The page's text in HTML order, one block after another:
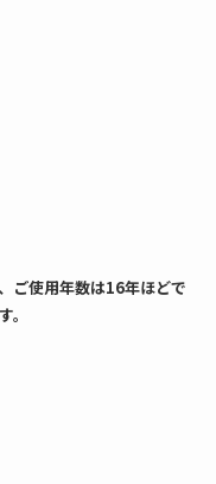
ご使用年数は16年ほどで